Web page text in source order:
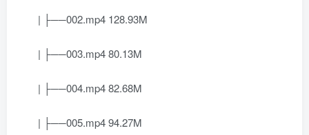
| ├──002.mp4 128.93M
| ├──003.mp4 80.13M
| ├──004.mp4 82.68M
| ├──005.mp4 94.27M